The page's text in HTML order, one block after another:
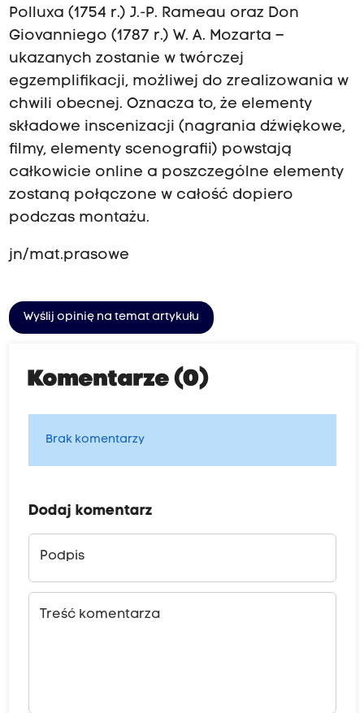
Polluxa (1754 r.) J.-P. Rameau oraz Don
Giovanniego (1787 r.) W. A. Mozarta –
ukazanych zostanie w twórczej
egzemplifikacji, możliwej do zrealizowania w
chwili obecnej. Oznacza to, że elementy
składowe inscenizacji (nagrania dźwiękowe,
filmy, elementy scenografii) powstają
całkowicie online a poszczególne elementy
zostaną połączone w całość dopiero
podczas montażu.
jn/mat.prasowe
Wyślij opinię na temat artykułu
Komentarze (0)
Brak komentarzy
Dodaj komentarz
Podpis
Treść komentarza